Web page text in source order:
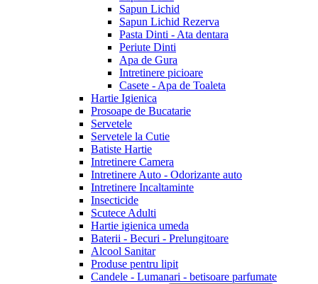
Sapun Lichid
Sapun Lichid Rezerva
Pasta Dinti - Ata dentara
Periute Dinti
Apa de Gura
Intretinere picioare
Casete - Apa de Toaleta
Hartie Igienica
Prosoape de Bucatarie
Servetele
Servetele la Cutie
Batiste Hartie
Intretinere Camera
Intretinere Auto - Odorizante auto
Intretinere Incaltaminte
Insecticide
Scutece Adulti
Hartie igienica umeda
Baterii - Becuri - Prelungitoare
Alcool Sanitar
Produse pentru lipit
Candele - Lumanari - betisoare parfumate